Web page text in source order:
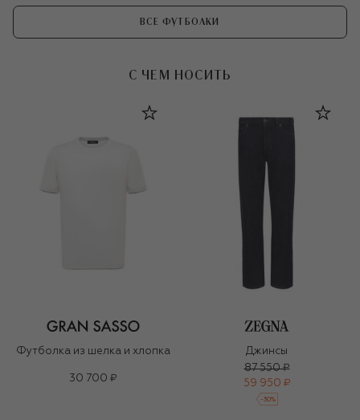
ВСЕ ФУТБОЛКИ
С ЧЕМ НОСИТЬ
Футболка из шелка и хлопка
30 700 ₽
Джинсы
87 550 ₽
59 950 ₽
-30%